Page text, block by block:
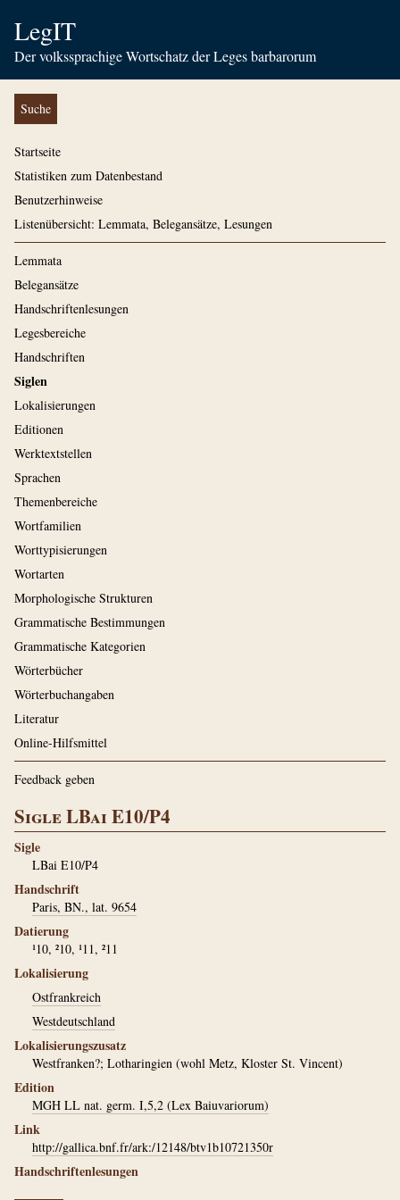
LegIT
Der volkssprachige Wortschatz der Leges barbarorum
Suche
Startseite
Statistiken zum Datenbestand
Benutzerhinweise
Listenübersicht: Lemmata, Belegansätze, Lesungen
Lemmata
Belegansätze
Handschriftenlesungen
Legesbereiche
Handschriften
Siglen
Lokalisierungen
Editionen
Werktextstellen
Sprachen
Themenbereiche
Wortfamilien
Worttypisierungen
Wortarten
Morphologische Strukturen
Grammatische Bestimmungen
Grammatische Kategorien
Wörterbücher
Wörterbuchangaben
Literatur
Online-Hilfsmittel
Feedback geben
Sigle LBai E10/P4
Sigle
LBai E10/P4
Handschrift
Paris, BN., lat. 9654
Datierung
¹10, ²10, ¹11, ²11
Lokalisierung
Ostfrankreich
Westdeutschland
Lokalisierungszusatz
Westfranken?; Lotharingien (wohl Metz, Kloster St. Vincent)
Edition
MGH LL nat. germ. I,5,2 (Lex Baiuvariorum)
Link
http://gallica.bnf.fr/ark:/12148/btv1b10721350r
Handschriftenlesungen